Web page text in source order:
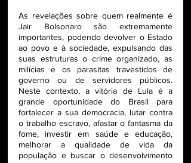
As revelações sobre quem realmente é
Jair Bolsonaro são extremamente
importantes, podendo devolver o Estado
ao povo e à sociedade, expulsando das
suas estruturas o crime organizado, as
milícias e os parasitas travestidos de
governo ou de servidores públicos.
Neste contexto, a vitória de Lula é a
grande oportunidade do Brasil para
fortalecer a sua democracia, lutar contra
o trabalho escravo, afastar o fantasma da
fome, investir em saúde e educação,
melhorar a qualidade de vida da
população e buscar o desenvolvimento